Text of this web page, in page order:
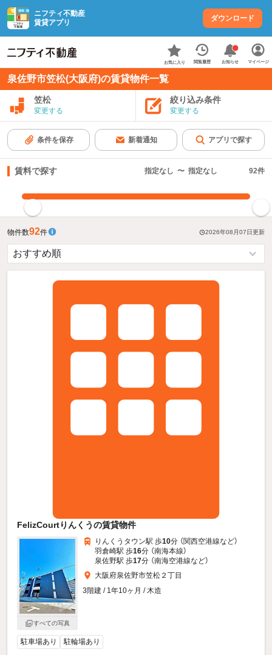
ニフティ不動産
賃貸アプリ
ダウンロード
お気に入り 閲覧履歴 お知らせ マイページ
泉佐野市笠松(大阪府)の賃貸物件一覧
笠松
変更する
絞り込み条件
変更する
条件を保存 新着通知 アプリで探す
賃料で探す 指定なし 〜 指定なし 92件
物件数92件 2026年08月07日更新
FelizCourtりんくうの賃貸物件
すべての写真
りんくうタウン駅 歩10分 （関西空港線など）
羽倉崎駅 歩16分 （南海本線）
泉佐野駅 歩17分 （南海空港線など）
大阪府泉佐野市笠松２丁目
3階建 / 1年10ヶ月 / 木造
駐車場あり 駐輪場あり